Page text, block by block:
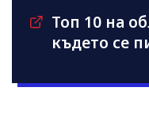
Топ 10 на
където се